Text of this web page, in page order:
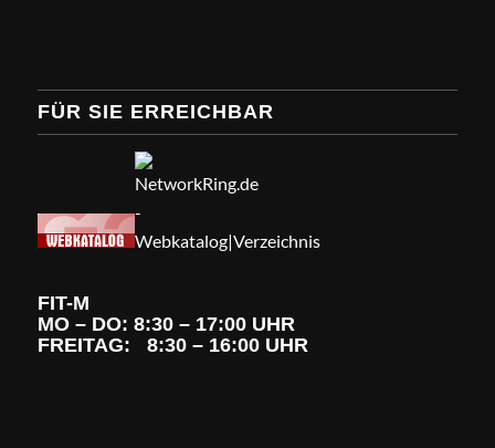
FÜR SIE ERREICHBAR
FIT-M
MO – DO: 8:30 – 17:00 UHR
FREITAG: 8:30 – 16:00 UHR